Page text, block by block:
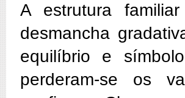
A estrutura
desmancha
equilíbrio e
perderam-se os